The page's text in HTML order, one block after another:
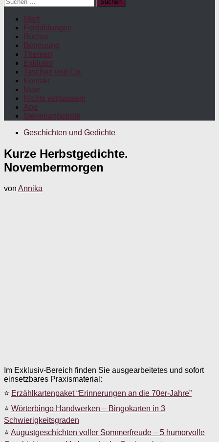
nach:
Start
Fortbildungen
Bücher
Betreuung
Themen
Exklusiv
Taschen und Co.
Kontakt
Maw
Nichts verpassen!
App
Stellenangebote
Geschichten und Gedichte
Kurze Herbstgedichte.
Novembermorgen
von Annika
Im Exklusiv-Bereich finden Sie ausgearbeitetes und sofort
einsetzbares Praxismaterial:
⭐ Erzählkartenpaket “Erinnerungen an die 70er-Jahre”
⭐ Wörterbingo Handwerken – Bingokarten in 3
Schwierigkeitsgraden
⭐ Augustgeschichten voller Sommerfreude – 5 humorvolle